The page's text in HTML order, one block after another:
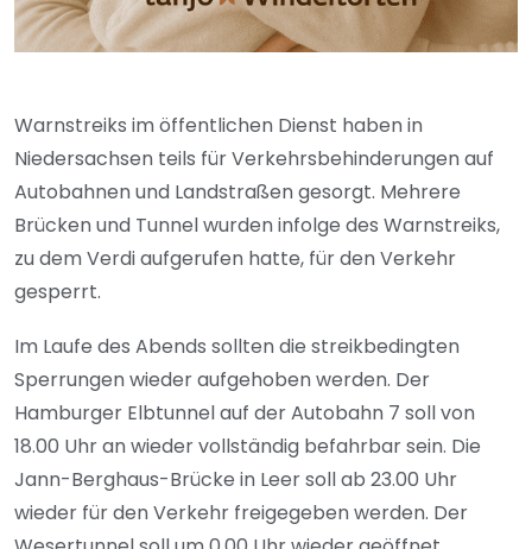
Warnstreiks im öffentlichen Dienst haben in
Niedersachsen teils für Verkehrsbehinderungen auf
Autobahnen und Landstraßen gesorgt. Mehrere
Brücken und Tunnel wurden infolge des Warnstreiks,
zu dem Verdi aufgerufen hatte, für den Verkehr
gesperrt.
Im Laufe des Abends sollten die streikbedingten
Sperrungen wieder aufgehoben werden. Der
Hamburger Elbtunnel auf der Autobahn 7 soll von
18.00 Uhr an wieder vollständig befahrbar sein. Die
Jann-Berghaus-Brücke in Leer soll ab 23.00 Uhr
wieder für den Verkehr freigegeben werden. Der